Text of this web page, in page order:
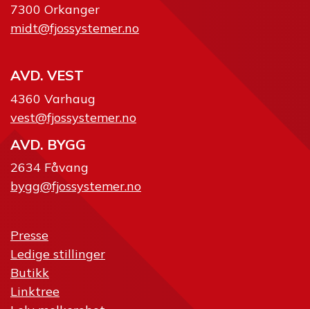
7300 Orkanger
midt@fjossystemer.no
AVD. VEST
4360 Varhaug
vest@fjossystemer.no
AVD. BYGG
2634 Fåvang
bygg@fjossystemer.no
Presse
Ledige stillinger
Butikk
Linktree